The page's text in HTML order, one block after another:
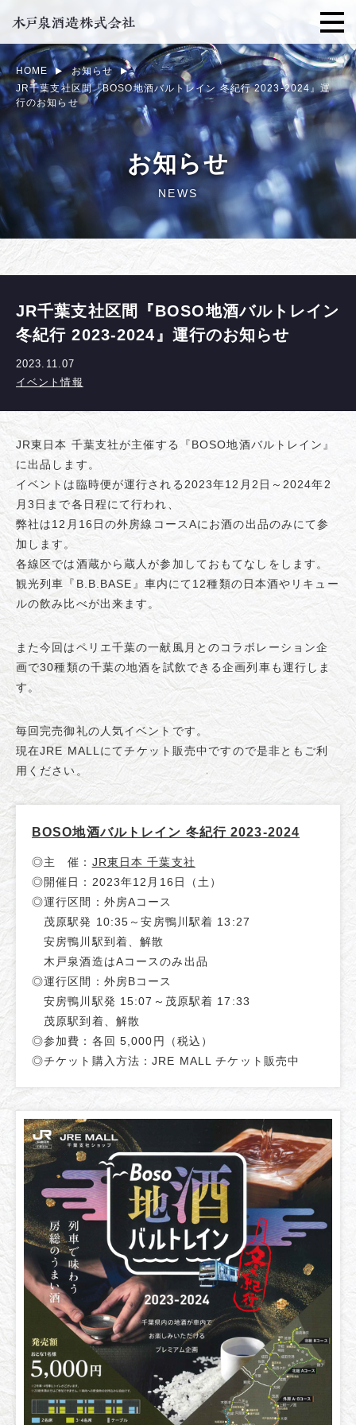
お知らせ
NEWS
HOME
お知らせ
JR千葉支社区間『BOSO地酒バルトレイン 冬紀行 2023-2024』運
行のお知らせ
JR千葉支社区間『BOSO地酒バルトレイン
冬紀行 2023-2024』運行のお知らせ
2023.11.07
イベント情報
JR東日本 千葉支社が主催する『BOSO地酒バルトレイン』
に出品します。
イベントは臨時便が運行される2023年12月2日～2024年2
月3日まで各日程にて行われ、
弊社は12月16日の外房線コースAにお酒の出品のみにて参
加します。
各線区では酒蔵から蔵人が参加しておもてなしをします。
観光列車『B.B.BASE』車内にて12種類の日本酒やリキュー
ルの飲み比べが出来ます。
また今回はペリエ千葉の一献風月とのコラボレーション企
画で30種類の千葉の地酒を試飲できる企画列車も運行しま
す。
毎回完売御礼の人気イベントです。
現在JRE MALLにてチケット販売中ですので是非ともご利
用ください。
BOSO地酒バルトレイン 冬紀行 2023-2024
◎主 催： JR東日本 千葉支社
◎開催日：2023年12月16日（土）
◎運行区間：外房Aコース
茂原駅発 10:35～安房鴨川駅着 13:27
安房鴨川駅到着、解散
木戸泉酒造はAコースのみ出品
◎運行区間：外房Bコース
安房鴨川駅発 15:07～茂原駅着 17:33
茂原駅到着、解散
◎参加費：各回 5,000円（税込）
◎チケット購入方法：JRE MALL チケット販売中